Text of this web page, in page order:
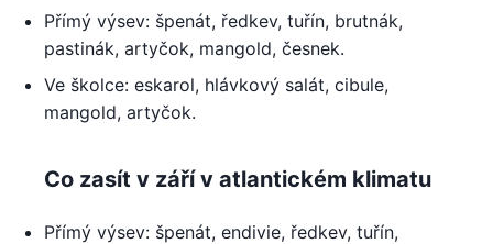
Přímý výsev: špenát, ředkev, tuřín, brutnák,
pastinák, artyčok, mangold, česnek.
Ve školce: eskarol, hlávkový salát, cibule,
mangold, artyčok.
Co zasít v září v atlantickém klimatu
Přímý výsev: špenát, endivie, ředkev, tuřín,